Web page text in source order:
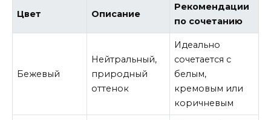
Цвет Описание
Рекомендации
по сочетанию
Бежевый
Нейтральный,
природный
оттенок
Идеально
сочетается с
белым,
кремовым или
коричневым